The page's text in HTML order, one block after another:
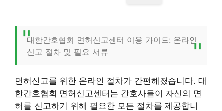
대한간호협회 면허신고센터 이용 가이드: 온라인
신고 절차 및 필요 서류
면허신고를 위한 온라인 절차가 간편해졌습니다. 대
한간호협회 면허신고센터는 간호사들이 자신의 면
허를 신고하기 위해 필요한 모든 절차를 제공합니